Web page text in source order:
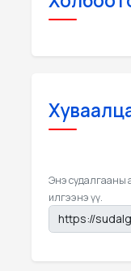
Энэ судалгааны
илгээнэ үү.